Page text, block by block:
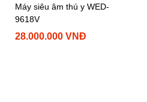
Máy siêu âm thú y WED-
9618V
28.000.000 VNĐ